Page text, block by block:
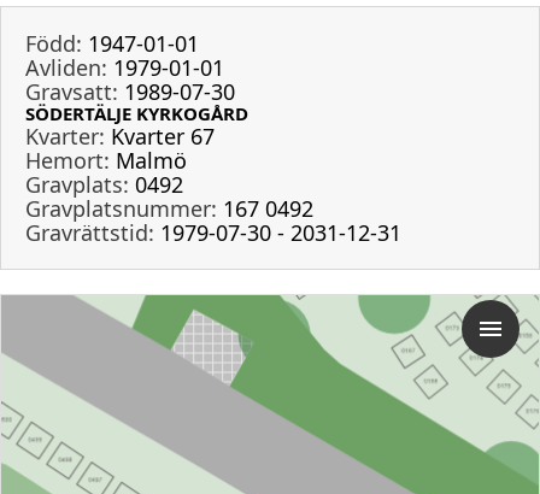
Född: 1947-01-01
Avliden: 1979-01-01
Gravsatt: 1989-07-30
SÖDERTÄLJE KYRKOGÅRD
Kvarter: Kvarter 67
Hemort: Malmö
Gravplats: 0492
Gravplatsnummer: 167 0492
Gravrättstid: 1979-07-30 - 2031-12-31